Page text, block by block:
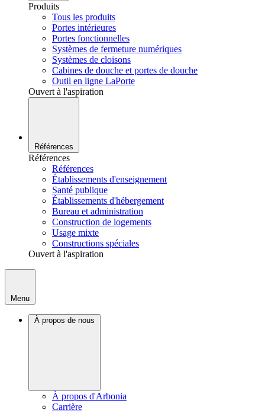
Produits
Tous les produits
Portes intérieures
Portes fonctionnelles
Systèmes de fermeture numériques
Systèmes de cloisons
Cabines de douche et portes de douche
Outil en ligne LaPorte
Ouvert à l'aspiration
Références
Références
Références
Établissements d'enseignement
Santé publique
Établissements d'hébergement
Bureau et administration
Construction de logements
Usage mixte
Constructions spéciales
Ouvert à l'aspiration
Menu
À propos de nous
À propos d'Arbonia
Carrière